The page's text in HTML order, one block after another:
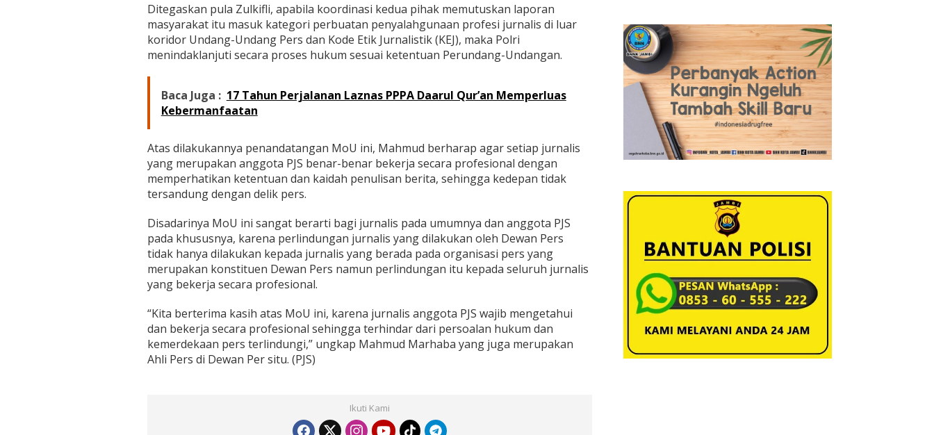
Ditegaskan pula Zulkifli, apabila koordinasi kedua pihak memutuskan laporan
masyarakat itu masuk kategori perbuatan penyalahgunaan profesi jurnalis di luar
koridor Undang-Undang Pers dan Kode Etik Jurnalistik (KEJ), maka Polri
menindaklanjuti secara proses hukum sesuai ketentuan Perundang-Undangan.
Baca Juga : 17 Tahun Perjalanan Laznas PPPA Daarul Qur’an Memperluas
Kebermanfaatan
Atas dilakukannya penandatangan MoU ini, Mahmud berharap agar setiap jurnalis
yang merupakan anggota PJS benar-benar bekerja secara profesional dengan
memperhatikan ketentuan dan kaidah penulisan berita, sehingga kedepan tidak
tersandung dengan delik pers.
Disadarinya MoU ini sangat berarti bagi jurnalis pada umumnya dan anggota PJS
pada khususnya, karena perlindungan jurnalis yang dilakukan oleh Dewan Pers
tidak hanya dilakukan kepada jurnalis yang berada pada organisasi pers yang
merupakan konstituen Dewan Pers namun perlindungan itu kepada seluruh jurnalis
yang bekerja secara profesional.
“Kita berterima kasih atas MoU ini, karena jurnalis anggota PJS wajib mengetahui
dan bekerja secara profesional sehingga terhindar dari persoalan hukum dan
kemerdekaan pers terlindungi,” ungkap Mahmud Marhaba yang juga merupakan
Ahli Pers di Dewan Per situ. (PJS)
Ikuti Kami